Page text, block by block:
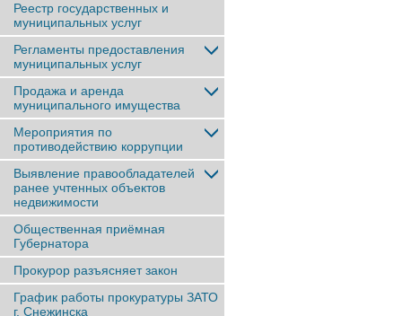
Реестр государственных и
муниципальных услуг
Регламенты предоставления
муниципальных услуг
Продажа и аренда
муниципального имущества
Мероприятия по
противодействию коррупции
Выявление правообладателей
ранее учтенныx объектов
недвижимости
Общественная приёмная
Губернатора
Прокурор разъясняет закон
График работы прокуратуры ЗАТО
г. Снежинска